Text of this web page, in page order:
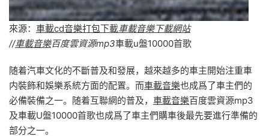
來源： 車載cd音樂打包下載車載音樂下載網站
//車載音樂百度雲資源mp3車載u盤10000首歌
随着汽車文化的不斷普及和發展，越來越多的車主開始注重車
内裝飾和娛樂系統方面的配置。而車載音樂也成爲了車主們的
必備裝備之一。随着互聯網的普及， 車載音樂百度雲資源mp3
及車載U盤10000首歌也成爲了車主們購車後最先要進行準備的
部分之一。